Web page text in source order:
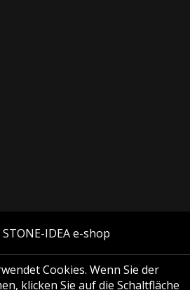
STONE-IDEA e-shop
Cookies. Wenn Sie der
klicken Sie auf die Schaltfläche